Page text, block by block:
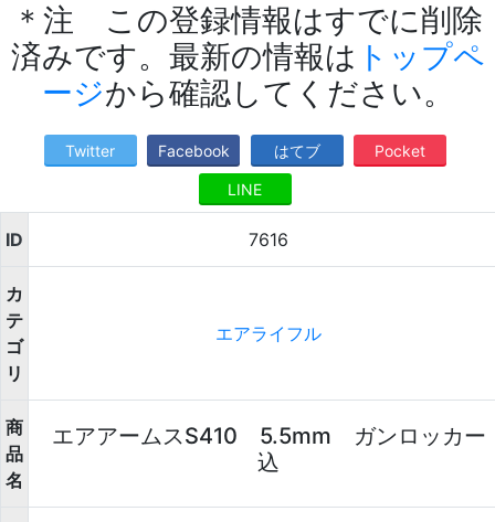
＊注 この登録情報はすでに削除
済みです。最新の情報は トップペ
ージから確認してください。
Twitter Facebook はてブ Pocket
LINE
ID 7616
カ
テ
ゴ
リ
エアライフル
商
品
名
エアアームスS410 5.5mm ガンロッカー
込